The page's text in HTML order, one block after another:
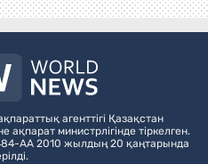
агенттігі Қазақстан
министрлігінде тіркелген.
АА 2010 жылдың 20 қаңтарында